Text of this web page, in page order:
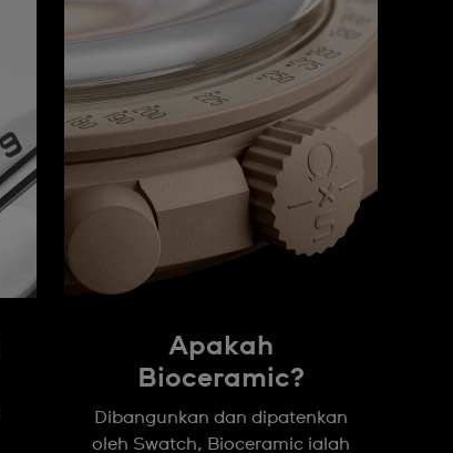
Apakah
Bioceramic?
Dibangunkan dan dipatenkan
oleh Swatch, Bioceramic ialah